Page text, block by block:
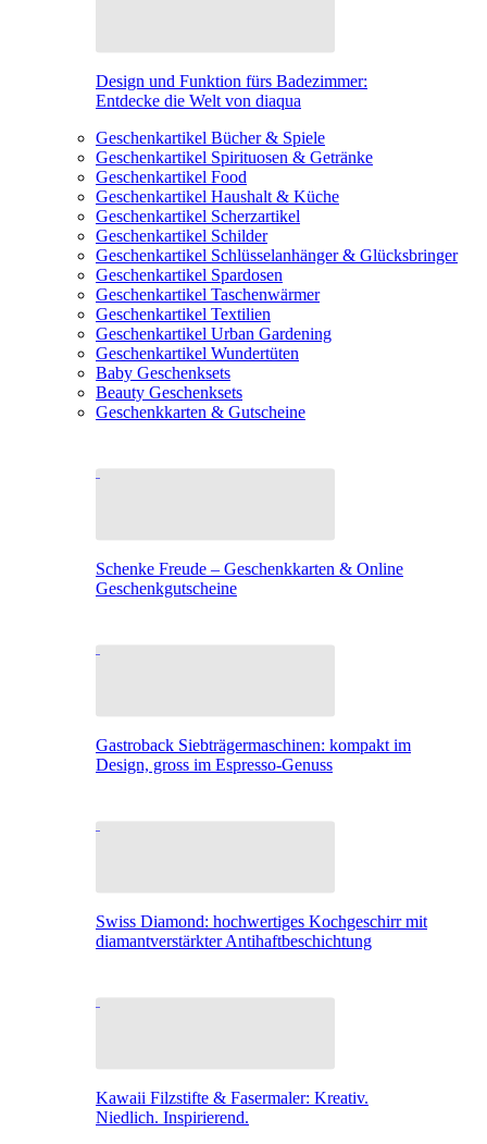
Design und Funktion fürs Badezimmer:
Entdecke die Welt von diaqua
Geschenkartikel Bücher & Spiele
Geschenkartikel Spirituosen & Getränke
Geschenkartikel Food
Geschenkartikel Haushalt & Küche
Geschenkartikel Scherzartikel
Geschenkartikel Schilder
Geschenkartikel Schlüsselanhänger & Glücksbringer
Geschenkartikel Spardosen
Geschenkartikel Taschenwärmer
Geschenkartikel Textilien
Geschenkartikel Urban Gardening
Geschenkartikel Wundertüten
Baby Geschenksets
Beauty Geschenksets
Geschenkkarten & Gutscheine
Schenke Freude – Geschenkkarten & Online
Geschenkgutscheine
Gastroback Siebträgermaschinen: kompakt im
Design, gross im Espresso-Genuss
Swiss Diamond: hochwertiges Kochgeschirr mit
diamantverstärkter Antihaftbeschichtung
Kawaii Filzstifte & Fasermaler: Kreativ.
Niedlich. Inspirierend.